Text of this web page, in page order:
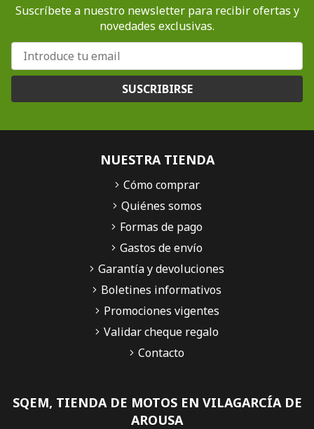
Suscríbete a nuestro newsletter para recibir ofertas y
novedades exclusivas.
SUSCRIBIRSE
SQEM, TIENDA DE MOTOS EN VILAGARCÍA DE
AROUSA
NUESTRA TIENDA
Cómo comprar
Quiénes somos
Formas de pago
Gastos de envío
Garantía y devoluciones
Boletines informativos
Promociones vigentes
Validar cheque regalo
Contacto